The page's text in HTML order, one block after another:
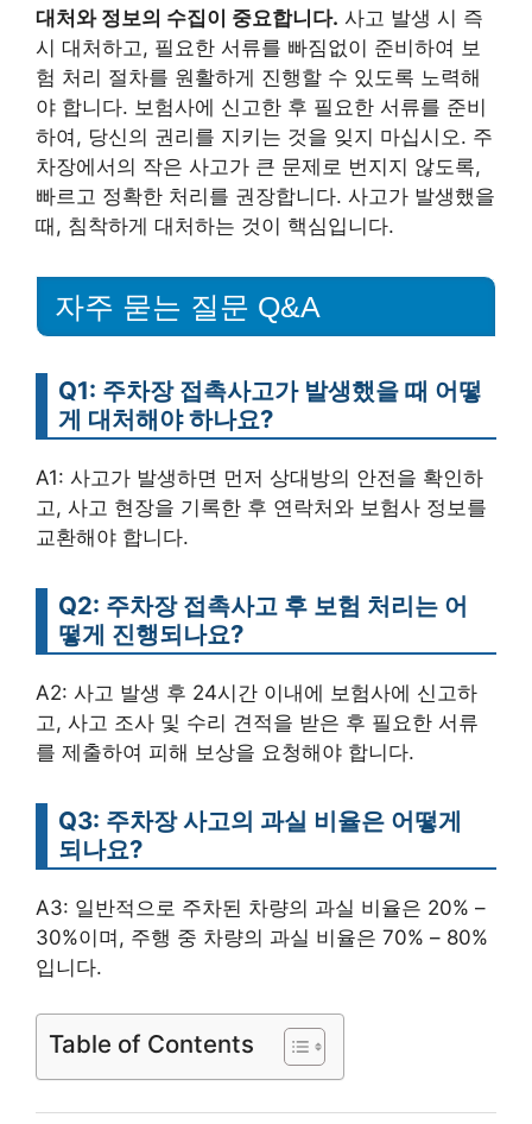
대처와 정보의 수집이 중요합니다. 사고 발생 시 즉
시 대처하고, 필요한 서류를 빠짐없이 준비하여 보
험 처리 절차를 원활하게 진행할 수 있도록 노력해
야 합니다. 보험사에 신고한 후 필요한 서류를 준비
하여, 당신의 권리를 지키는 것을 잊지 마십시오. 주
차장에서의 작은 사고가 큰 문제로 번지지 않도록,
빠르고 정확한 처리를 권장합니다. 사고가 발생했을
때, 침착하게 대처하는 것이 핵심입니다.
자주 묻는 질문 Q&A
Q1: 주차장 접촉사고가 발생했을 때 어떻
게 대처해야 하나요?
A1: 사고가 발생하면 먼저 상대방의 안전을 확인하
고, 사고 현장을 기록한 후 연락처와 보험사 정보를
교환해야 합니다.
Q2: 주차장 접촉사고 후 보험 처리는 어
떻게 진행되나요?
A2: 사고 발생 후 24시간 이내에 보험사에 신고하
고, 사고 조사 및 수리 견적을 받은 후 필요한 서류
를 제출하여 피해 보상을 요청해야 합니다.
Q3: 주차장 사고의 과실 비율은 어떻게
되나요?
A3: 일반적으로 주차된 차량의 과실 비율은 20% –
30%이며, 주행 중 차량의 과실 비율은 70% – 80%
입니다.
Table of Contents